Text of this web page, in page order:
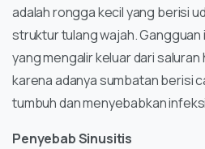
adalah rongga kecil yang berisi
struktur tulang wajah.
yang mengalir keluar dari
karena adanya sumbatan berisi
tumbuh dan menyebabkan
Penyebab Sinusitis